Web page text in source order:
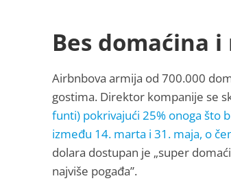
Bes domaćina
Airbnbova armija od 700.000
gostima. Direktor kompanije se
funti) pokrivajući 25% onoga što
između 14. marta i 31. maja, o
dolara dostupan je „super
najviše pogađa”.